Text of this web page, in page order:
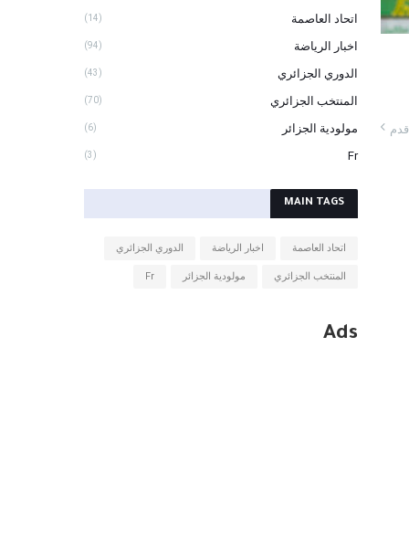
أقدم
اتحاد العاصمة (14)
اخبار الرياضة (94)
الدوري الجزائري (43)
المنتخب الجزائري (70)
مولودية الجزائر (6)
Fr
(3)
MAIN TAGS
اتحاد العاصمة اخبار الرياضة الدوري الجزائري
المنتخب الجزائري مولودية الجزائر Fr
Ads